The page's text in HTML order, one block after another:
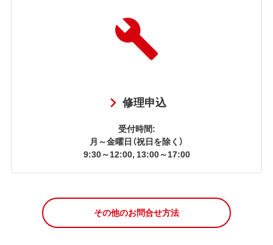
修理申込
受付時間:
月～金曜日（祝日を除く）
9:30～12:00, 13:00～17:00
その他のお問合せ方法